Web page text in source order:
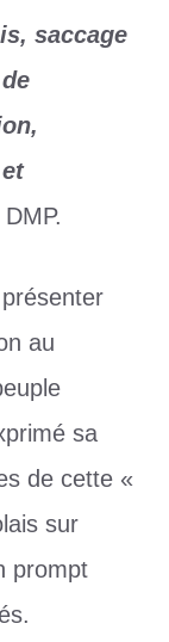
saccage
au
sa
de cette «
sur
prompt